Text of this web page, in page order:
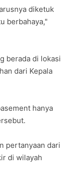
diketuk
berbahaya,"
berada di lokasi
dari Kepala
hanya
pertanyaan dari
di wilayah